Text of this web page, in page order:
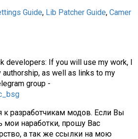
Guide, Lib Patcher Guide, Camer
If you will use my work, I
as well as links to my
group -
разработчикам модов. Если Вы
мои наработки, прошу Вас
а так же ссылки на мою